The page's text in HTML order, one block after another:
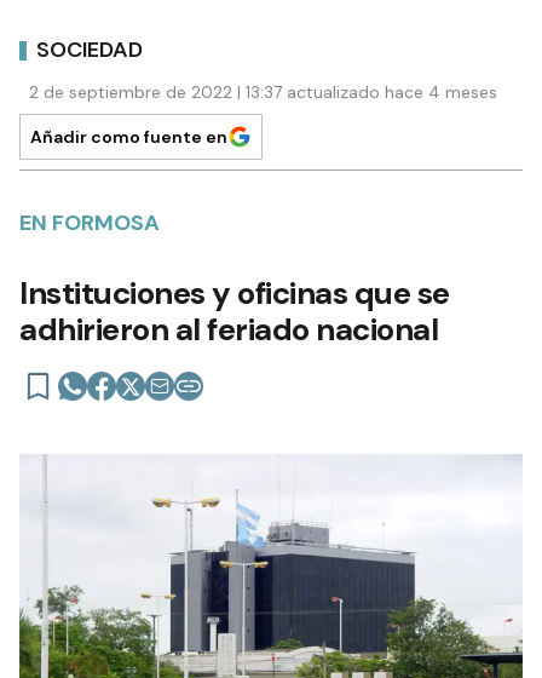
SOCIEDAD
2 de septiembre de 2022 | 13:37 actualizado hace 4 meses
Añadir como fuente en
EN FORMOSA
Instituciones y oficinas que se
adhirieron al feriado nacional